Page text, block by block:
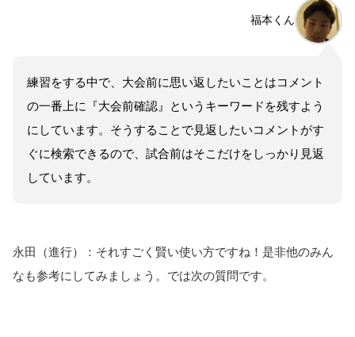
練習をする中で、大会前に思い返したいことはコメント
の一番上に『大会前確認』というキーワードを残すよう
にしています。そうすることで見返したいコメントがす
ぐに検索できるので、試合前はそこだけをしっかり見返
しています。
福本くん
永田（進行）：それすごく賢い使い方ですね！是非他のみん
なも参考にしてみましょう。では次の質問です。